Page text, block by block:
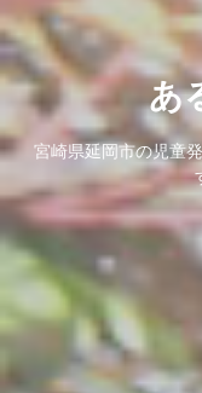
あ
宮崎県延岡市の児童